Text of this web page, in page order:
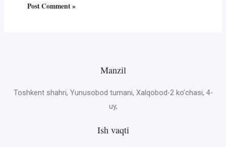
Manzil
Toshkent shahri, Yunusobod tumani, Xalqobod-2 ko’chasi, 4-
uy,
Ish vaqti